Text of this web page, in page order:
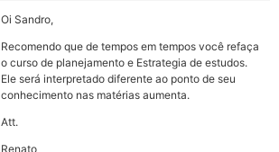
Oi Sandro,
Recomendo que de tempos em tempos você refaça
o curso de planejamento e Estrategia de estudos.
Ele será interpretado diferente ao ponto de seu
conhecimento nas matérias aumenta.
Att.
Renato